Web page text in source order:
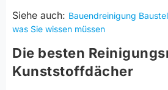
Siehe auch: Bauendreinigung
was Sie wissen müssen
Die besten
Kunststoffdächer